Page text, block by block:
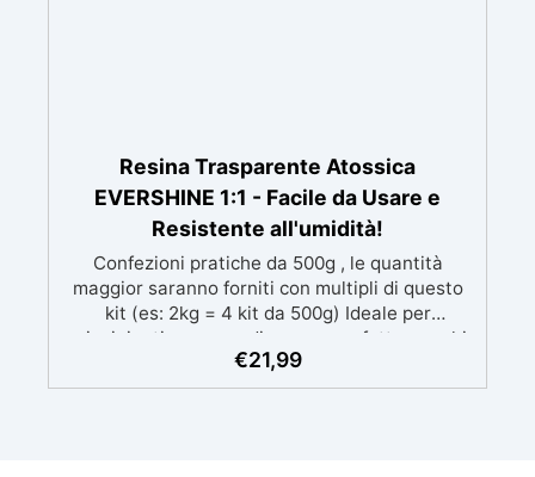
Resina Trasparente Atossica
EVERSHINE 1:1 - Facile da Usare e
Resistente all'umidità!
Confezioni pratiche da 500g , le quantità
maggior saranno forniti con multipli di questo
kit (es: 2kg = 4 kit da 500g) Ideale per
principianti: a prova di errore, perfetta per chi
inizia. Sempre lucida: garantisce una finitura
brillante e uniforme in ogni condizione.
€21,99